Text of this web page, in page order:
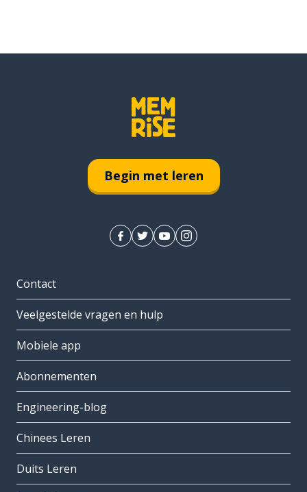
Begin met leren
Contact
Veelgestelde vragen en hulp
Mobiele app
Abonnementen
Engineering-blog
Chinees Leren
Duits Leren